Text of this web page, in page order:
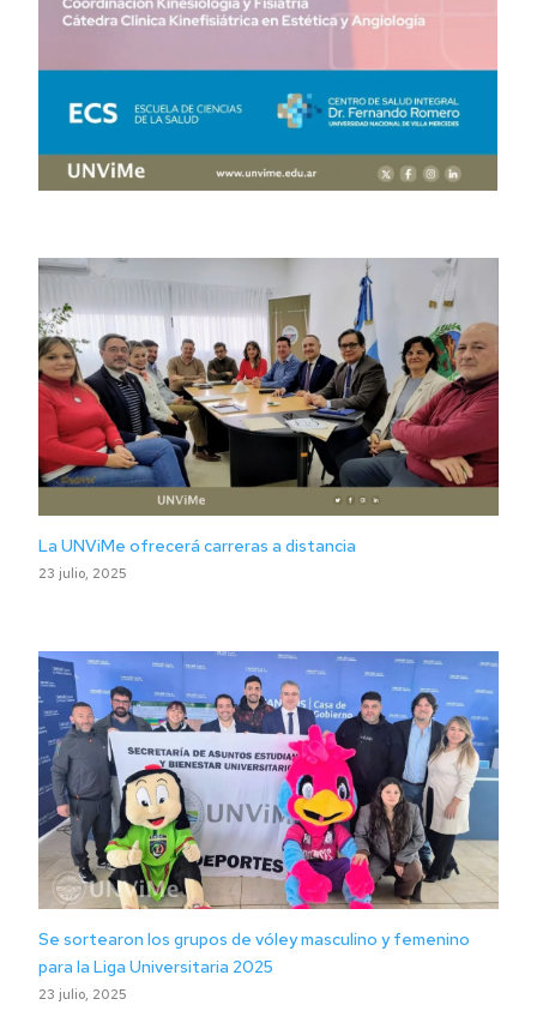
La UNViMe ofrecerá carreras a distancia
23 julio, 2025
Se sortearon los grupos de vóley masculino y femenino
para la Liga Universitaria 2025
23 julio, 2025